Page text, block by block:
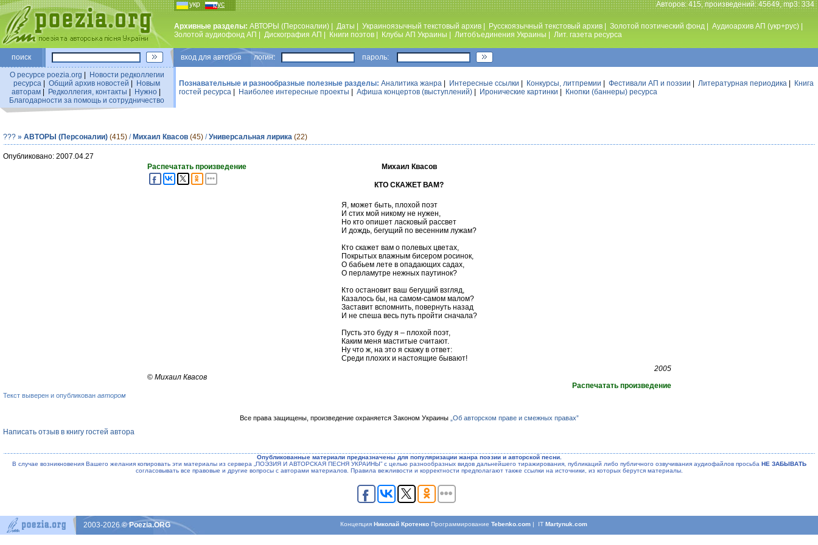
укр рус Авторов: 415, произведений: 45649, mp3: 334
Архивные разделы: АВТОРЫ (Персоналии) Даты Украиноязычный текстовый архив Русскоязычный текстовый архив Золотой поэтический фонд Аудиоархив АП (укр+рус)
Золотой аудиофонд АП
Дискография АП Книги поэтов Клубы АП Украины Литобъединения Украины Лит. газета ресурса
поиск вход для авторов логин: пароль:
О ресурсе poezia.org
Новости редколлегии
ресурса
Общий архив новостей
Новым
авторам| Редколлегия, контакты Нужно|
Благодарности за помощь и сотрудничество
Познавательные и разнообразные полезные разделы: Аналитика жанра Интересные ссылки Конкурсы, литпремии Фестивали АП и поэзии Литературная периодика
Книга
гостей ресурса
Наиболее интересные проекты Афиша концертов (выступлений) Иронические картинки Кнопки (баннеры) ресурса
??? » АВТОРЫ (Персоналии) (415) / Михаил Квасов (45) /Универсальная лирика (22)
Опубликовано: 2007.04.27
Распечатать произведение
Михаил Квасов
КТО СКАЖЕТ ВАМ?
Я, может быть, плохой поэт
И стих мой никому не нужен,
Но кто опишет ласковый рассвет
И дождь, бегущий по весенним лужам?
Кто скажет вам о полевых цветах,
Покрытых влажным бисером росинок,
О бабьем лете в опадающих садах,
О перламутре нежных паутинок?
Кто остановит ваш бегущий взгляд,
Казалось бы, на самом-самом малом?
Заставит вспомнить, повернуть назад
И не спеша весь путь пройти сначала?
Пусть это буду я – плохой поэт,
Каким меня маститые считают.
Ну что ж, на это я скажу в ответ:
Среди плохих и настоящие бывают!
2005
© Михаил Квасов
Распечатать произведение
Текст выверен и опубликован автором
Все права защищены, произведение охраняется Законом Украины „Об авторском праве и смежных правах”
Написать отзыв в книгу гостей автора
Опубликованные материали предназначены для популяризации жанра поэзии и авторской песни.
В случае возникновения Вашего желания копировать эти материалы из сервера „ПОЭЗИЯ И АВТОРСКАЯ ПЕСНЯ УКРАИНЫ” с целью разнообразных видов дальнейшего тиражирования, публикаций либо публичного озвучивания аудиофайлов просьба НЕ ЗАБЫВАТЬ
согласовывать все правовые и другие вопросы с авторами материалов. Правила вежливости и корректности предполагают также ссылки на источники, из которых берутся материалы.
КонцепцияНиколай Кротенко ПрограммированиеTebenko.com | ITMartynuk.com
2003-2026© Poezia.ORG